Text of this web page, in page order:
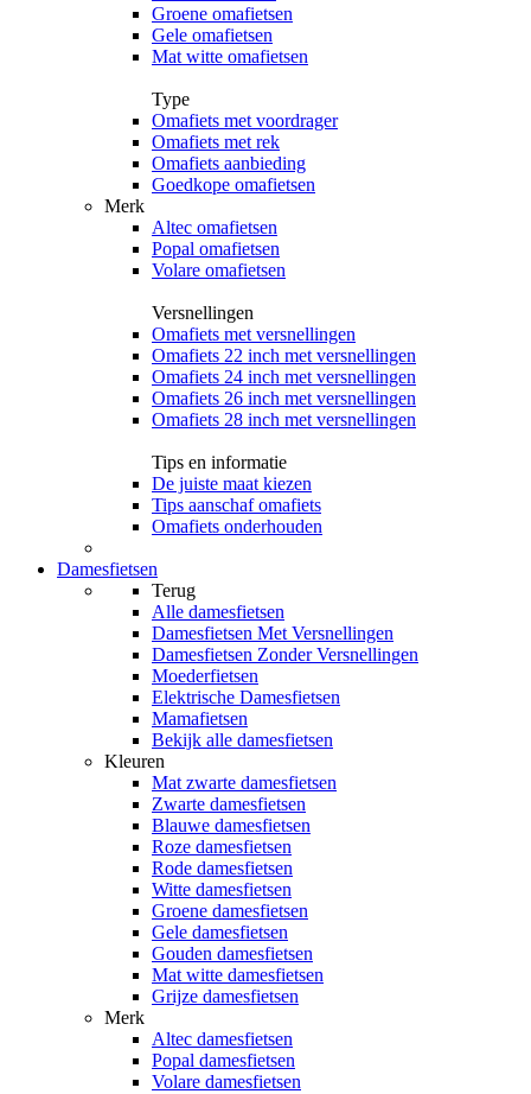
Groene omafietsen
Gele omafietsen
Mat witte omafietsen
Type
Omafiets met voordrager
Omafiets met rek
Omafiets aanbieding
Goedkope omafietsen
Merk
Altec omafietsen
Popal omafietsen
Volare omafietsen
Versnellingen
Omafiets met versnellingen
Omafiets 22 inch met versnellingen
Omafiets 24 inch met versnellingen
Omafiets 26 inch met versnellingen
Omafiets 28 inch met versnellingen
Tips en informatie
De juiste maat kiezen
Tips aanschaf omafiets
Omafiets onderhouden
Damesfietsen
Terug
Alle damesfietsen
Damesfietsen Met Versnellingen
Damesfietsen Zonder Versnellingen
Moederfietsen
Elektrische Damesfietsen
Mamafietsen
Bekijk alle damesfietsen
Kleuren
Mat zwarte damesfietsen
Zwarte damesfietsen
Blauwe damesfietsen
Roze damesfietsen
Rode damesfietsen
Witte damesfietsen
Groene damesfietsen
Gele damesfietsen
Gouden damesfietsen
Mat witte damesfietsen
Grijze damesfietsen
Merk
Altec damesfietsen
Popal damesfietsen
Volare damesfietsen